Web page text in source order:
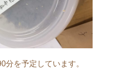
分を予定しています。